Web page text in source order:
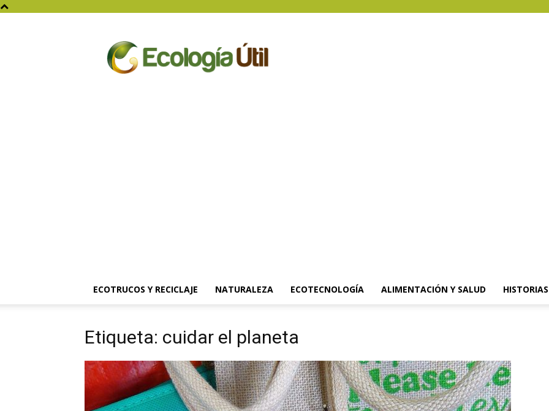
Util
ECOTRUCOS Y RECICLAJE NATURALEZA ECOTECNOLOGÍA ALIMENTACIÓN Y SALUD
Etiqueta: cuidar el planeta